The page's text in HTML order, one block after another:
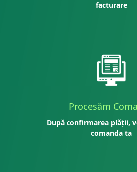
facturare
Procesăm
După confirmarea plății,
comanda ta